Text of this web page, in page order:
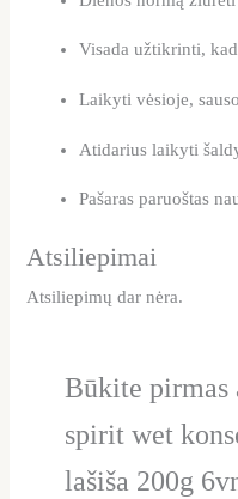
Visada užtikrinti,
Laikyti vėsioje,
Atidarius laikyti
Pašaras paruoštas
Atsiliepimai
Atsiliepimų dar nėra.
Būkite pirmas
spirit wet
lašiša 200g